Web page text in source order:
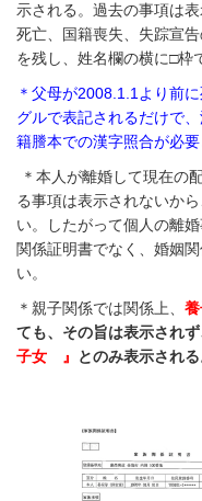
示される。過去の事項は
死亡、国籍喪失、失踪宣
を残し、姓名欄の横に□枠
＊父母が2008.1.1より前
グルで表記されるだけで
籍謄本での漢字照合が必要
＊本人が離婚して現在の
る事項は表示されないか
い。したがって個人の離
関係証明書でなく、婚姻
い。
＊親子関係では関係上、
ても、その旨は表示され
子女 』
とのみ表示される